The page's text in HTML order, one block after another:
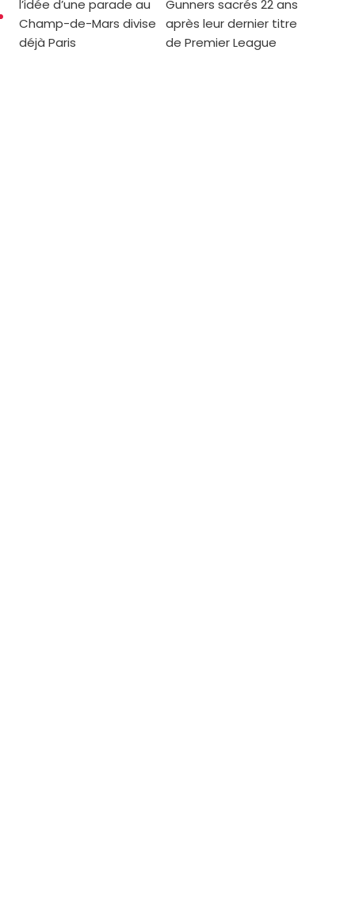
l’idée d’une parade au
Champ-de-Mars divise
déjà Paris
Gunners sacrés 22 ans
après leur dernier titre
de Premier League